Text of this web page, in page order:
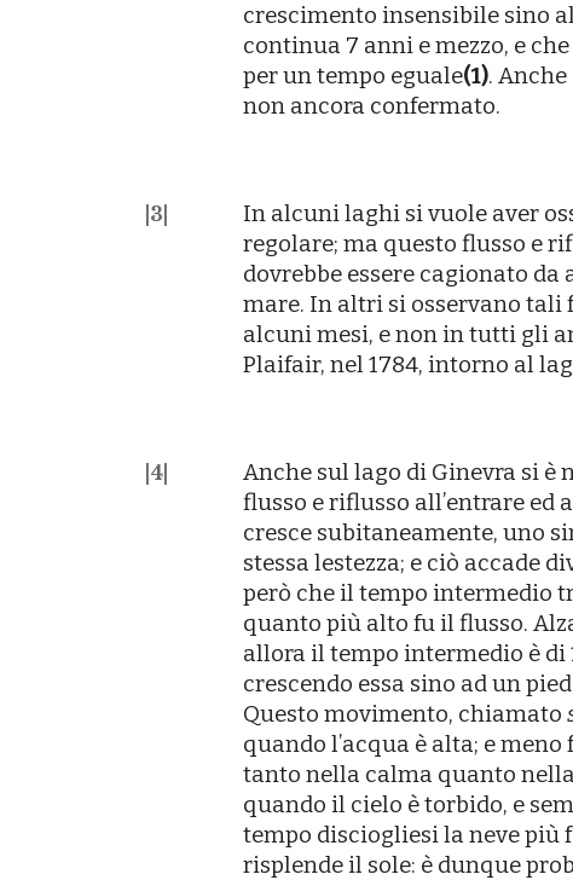
crescimento insensibile sino
continua 7 anni e mezzo, e
per un tempo eguale(1).
non ancora confermato.
3
In alcuni laghi si vuole aver
regolare; ma questo flusso e
dovrebbe essere cagionato
mare. In altri si osservano
alcuni mesi, e non in tutti gli
Plaifair, nel 1784, intorno al
4|
Anche sul lago di Ginevra si
flusso e riflusso allʼentrare ed
cresce subitaneamente, uno
stessa lestezza; e ciò accade
però che il tempo intermedio
quanto più alto fu il flusso.
allora il tempo intermedio è di
crescendo essa sino ad un
Questo movimento, chiamato
quando lʼacqua è alta; e
tanto nella calma quanto
quando il cielo è torbido, e
tempo disciogliesi la neve più
risplende il sole: è dunque